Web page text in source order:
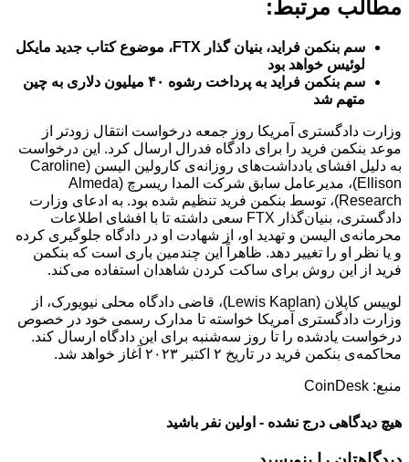
مطالب مرتبط:
سم بنکمن فراید، بنیان گذار FTX، موضوع کتاب جدید مایکل
لوئیس خواهد بود
سم بنکمن فراید به پرداخت رشوه ۴۰ میلیون دلاری به چین
متهم شد
وزارت دادگستری آمریکا روز جمعه درخواست انتقال زودتر از
موعد بنکمن فرید را برای دادگاه فدرال ارسال کرد. این درخواست
به دلیل افشای یادداشت‌های روزانه‌ی کارولین الیسن (Caroline
Ellison)، مدیرعامل سابق شرکت المدا ریسرچ (Almeda
Research)، توسط بنکمن فرید تنظیم شده بود. به ادعای وزارت
دادگستری، بنیان‌گذار FTX سعی داشته تا با افشای اطلاعات
محرمانه‌ی الیسن و تهدید او، از شهادت او در دادگاه جلوگیری کرده
و یا نظر او را تغییر دهد. ظاهراً این چندمین باری است که بنکمن
فرید از این روش برای ساکت کردن شاهدان استفاده می‌کند.
لوییس کاپلان (Lewis Kaplan)، قاضی دادگاه محلی نیویورک، از
وزارت دادگستری آمریکا خواسته تا مدارک رسمی خود در خصوص
درخواست یادشده را تا روز سه‌شنبه برای این دادگاه ارسال کند.
محاکمه‌ی بنکمن فرید در تاریخ ۲ اکتبر ۲۰۲۳ آغاز خواهد شد.
منبع: CoinDesk
هیچ دیدگاهی درج نشده - اولین نفر باشید